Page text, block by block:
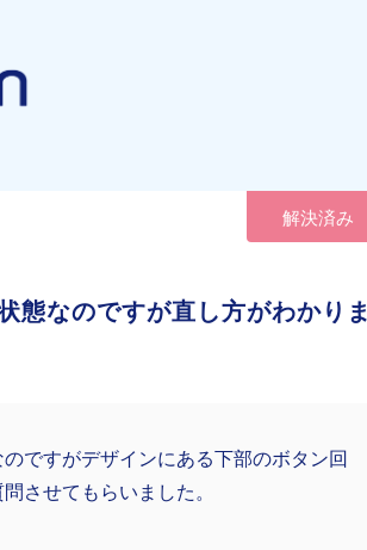
解決済み
態なのですが直し方がわかりま
ですがデザインにある下部のボタン回
させてもらいました。